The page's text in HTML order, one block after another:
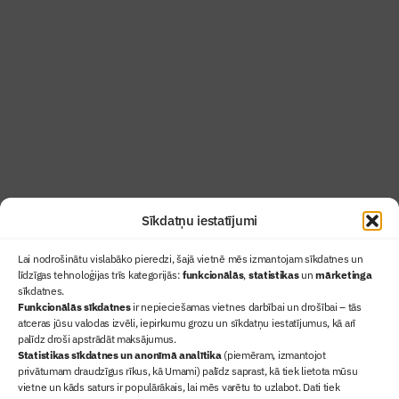
Sīkdatņu iestatījumi
Lai nodrošinātu vislabāko pieredzi, šajā vietnē mēs izmantojam sīkdatnes un
līdzīgas tehnoloģijas trīs kategorijās: funkcionālās, statistikasunmārketinga
sīkdatnes.
Funkcionālās sīkdatnesir nepieciešamas vietnes darbībai un drošībai – tās
atceras jūsu valodas izvēli, iepirkumu grozu un sīkdatņu iestatījumus, kā arī
palīdz droši apstrādāt maksājumus.
Statistikas sīkdatnes un anonīmā analītika(piemēram, izmantojot
privātumam draudzīgus rīkus, kā Umami) palīdz saprast, kā tiek lietota mūsu
vietne un kāds saturs ir populārākais, lai mēs varētu to uzlabot. Dati tiek
Ziņas
Sertifikācija
Žurnāls "Būvinženieris"